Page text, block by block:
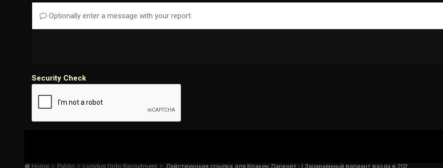
Optionally enter a message with your report.
Security Check
Home Public Lucidus Ordo Recruitment Действующая ссылка для Кракен Даркнет - | Защищенный вариант входа в 2025 Москва